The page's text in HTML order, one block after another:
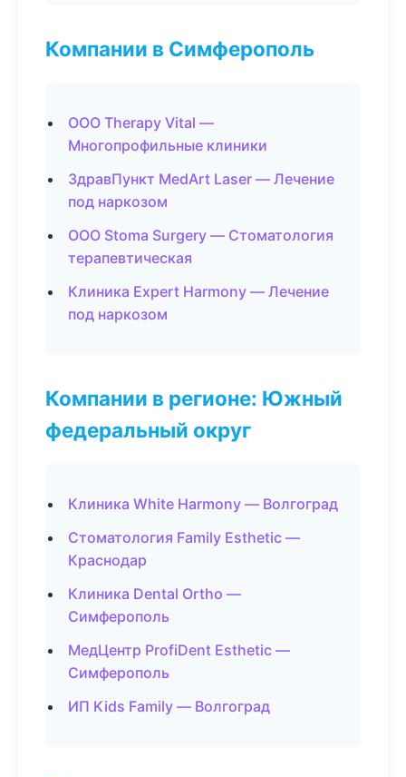
Компании в Симферополь
ООО Therapy Vital —
Многопрофильные клиники
ЗдравПункт MedArt Laser — Лечение
под наркозом
ООО Stoma Surgery — Стоматология
терапевтическая
Клиника Expert Harmony — Лечение
под наркозом
Компании в регионе: Южный
федеральный округ
Клиника White Harmony — Волгоград
Стоматология Family Esthetic —
Краснодар
Клиника Dental Ortho —
Симферополь
МедЦентр ProfiDent Esthetic —
Симферополь
ИП Kids Family — Волгоград